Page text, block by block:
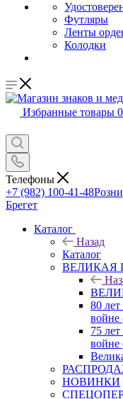
Футляры
Ленты
Колодки
Избранные товары 0
Телефоны
+7 (982) 100-41-48
Брегет
Каталог
Назад
Каталог
ВЕЛИКАЯ
80
75
НОВИНКИ